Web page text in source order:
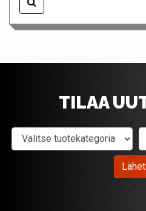
TILAA
Valitse